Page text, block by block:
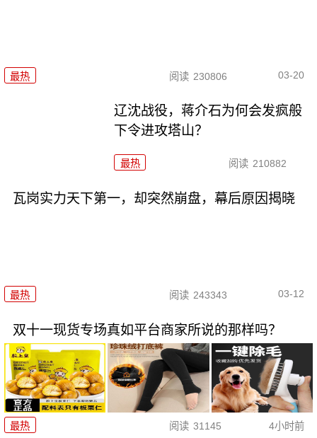
最热 阅读 230806 03-20
辽沈战役，蒋介石为何会发疯般
下令进攻塔山？
最热 阅读 210882
瓦岗实力天下第一，却突然崩盘，幕后原因揭晓
最热 阅读 243343 03-12
双十一现货专场真如平台商家所说的那样吗？
最热 阅读 31145 4小时前